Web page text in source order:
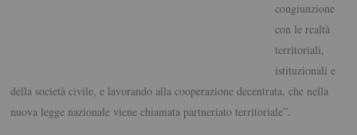
congiunzione
con le realtà
territoriali,
istituzionali e
della società civile, e lavorando alla cooperazione decentrata, che nella
nuova legge nazionale viene chiamata partneriato territoriale”.